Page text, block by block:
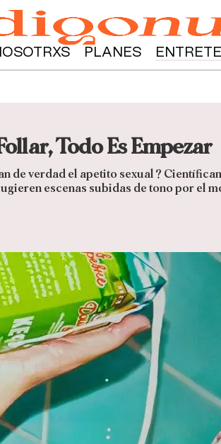
PLANES
Todo Es Empezar
de verdad el apetito sexual?
escenas subidas de tono por el